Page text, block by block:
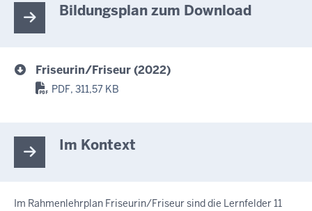
Bildungsplan zum Download
Friseurin/Friseur (2022)
PDF, 311,57 KB
Im Kontext
Im Rahmenlehrplan Friseurin/Friseur sind die Lernfelder 11